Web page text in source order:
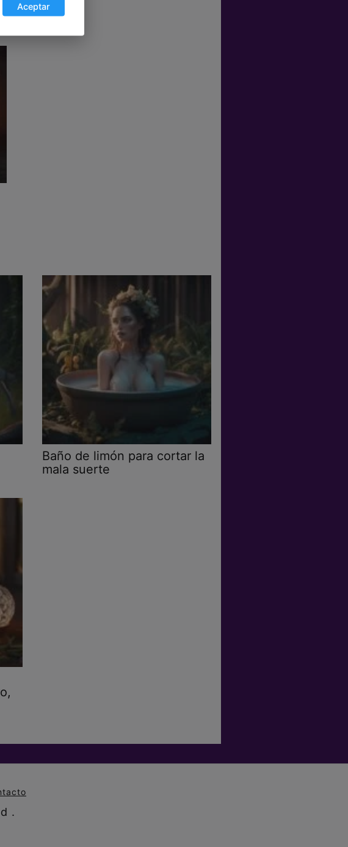
Baño de limón para cortar la
mala suerte
.
Aceptar